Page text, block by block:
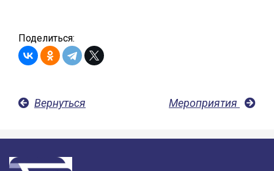
Поделиться:
Вернуться Мероприятия